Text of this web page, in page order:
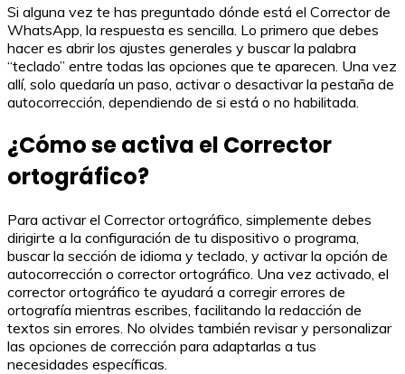
Si alguna vez te has preguntado dónde está el Corrector de
WhatsApp, la respuesta es sencilla. Lo primero que debes
hacer es abrir los ajustes generales y buscar la palabra
“teclado” entre todas las opciones que te aparecen. Una vez
allí, solo quedaría un paso, activar o desactivar la pestaña de
autocorrección, dependiendo de si está o no habilitada.
¿Cómo se activa el Corrector
ortográfico?
Para activar el Corrector ortográfico, simplemente debes
dirigirte a la configuración de tu dispositivo o programa,
buscar la sección de idioma y teclado, y activar la opción de
autocorrección o corrector ortográfico. Una vez activado, el
corrector ortográfico te ayudará a corregir errores de
ortografía mientras escribes, facilitando la redacción de
textos sin errores. No olvides también revisar y personalizar
las opciones de corrección para adaptarlas a tus
necesidades específicas.